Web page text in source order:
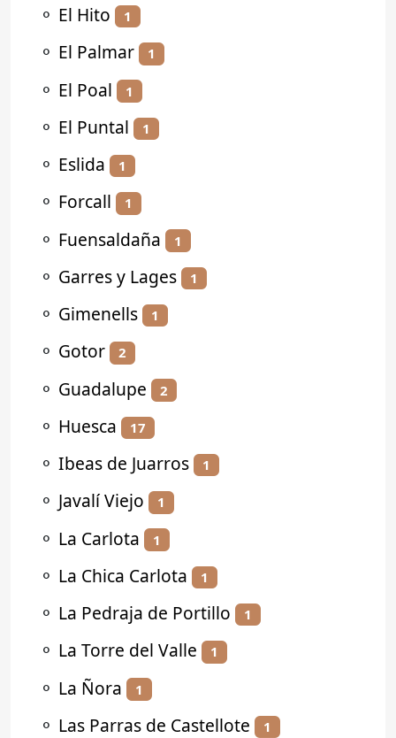
⚬ El Hito 1
⚬ El Palmar 1
⚬ El Poal 1
⚬ El Puntal 1
⚬ Eslida 1
⚬ Forcall 1
⚬ Fuensaldaña 1
⚬ Garres y Lages 1
⚬ Gimenells 1
⚬ Gotor 2
⚬ Guadalupe 2
⚬ Huesca 17
⚬ Ibeas de Juarros 1
⚬ Javalí Viejo 1
⚬ La Carlota 1
⚬ La Chica Carlota 1
⚬ La Pedraja de Portillo 1
⚬ La Torre del Valle 1
⚬ La Ñora 1
⚬ Las Parras de Castellote 1